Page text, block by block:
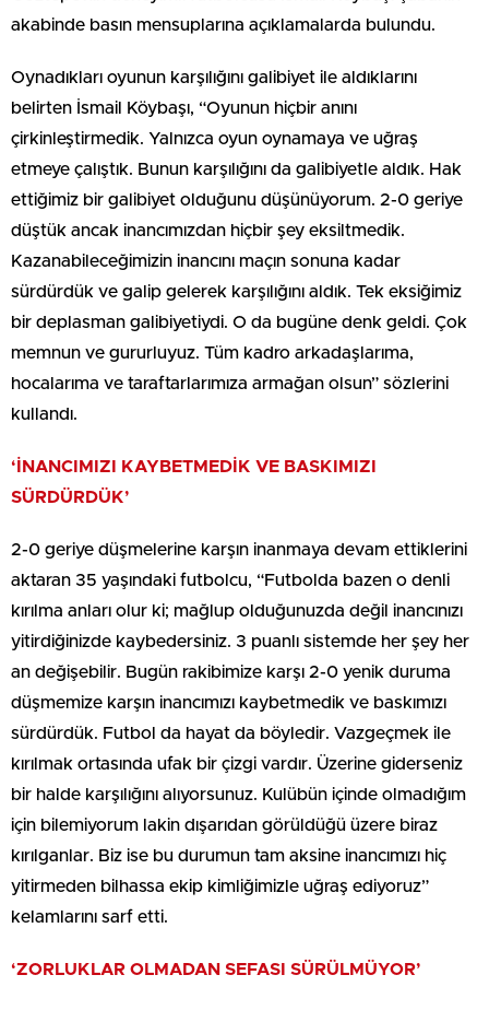
akabinde basın mensuplarına açıklamalarda bulundu.
Oynadıkları oyunun karşılığını galibiyet ile aldıklarını
belirten İsmail Köybaşı, “Oyunun hiçbir anını
çirkinleştirmedik. Yalnızca oyun oynamaya ve uğraş
etmeye çalıştık. Bunun karşılığını da galibiyetle aldık. Hak
ettiğimiz bir galibiyet olduğunu düşünüyorum. 2-0 geriye
düştük ancak inancımızdan hiçbir şey eksiltmedik.
Kazanabileceğimizin inancını maçın sonuna kadar
sürdürdük ve galip gelerek karşılığını aldık. Tek eksiğimiz
bir deplasman galibiyetiydi. O da bugüne denk geldi. Çok
memnun ve gururluyuz. Tüm kadro arkadaşlarıma,
hocalarıma ve taraftarlarımıza armağan olsun” sözlerini
kullandı.
‘İNANCIMIZI KAYBETMEDİK VE BASKIMIZI
SÜRDÜRDÜK’
2-0 geriye düşmelerine karşın inanmaya devam ettiklerini
aktaran 35 yaşındaki futbolcu, “Futbolda bazen o denli
kırılma anları olur ki; mağlup olduğunuzda değil inancınızı
yitirdiğinizde kaybedersiniz. 3 puanlı sistemde her şey her
an değişebilir. Bugün rakibimize karşı 2-0 yenik duruma
düşmemize karşın inancımızı kaybetmedik ve baskımızı
sürdürdük. Futbol da hayat da böyledir. Vazgeçmek ile
kırılmak ortasında ufak bir çizgi vardır. Üzerine giderseniz
bir halde karşılığını alıyorsunuz. Kulübün içinde olmadığım
için bilemiyorum lakin dışarıdan görüldüğü üzere biraz
kırılganlar. Biz ise bu durumun tam aksine inancımızı hiç
yitirmeden bilhassa ekip kimliğimizle uğraş ediyoruz”
kelamlarını sarf etti.
‘ZORLUKLAR OLMADAN SEFASI SÜRÜLMÜYOR’